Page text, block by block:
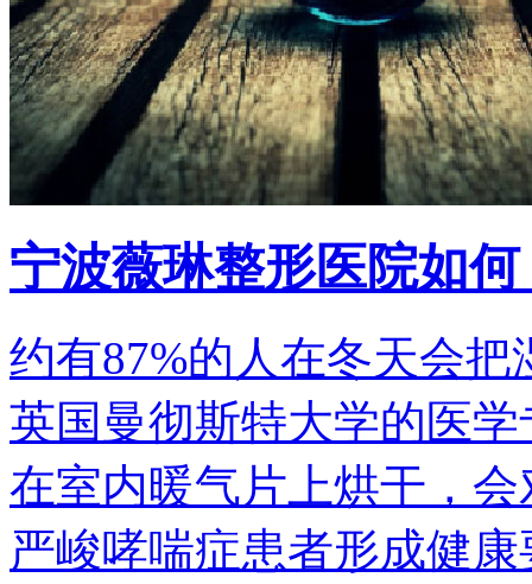
宁波薇琳整形医院如
约有87%的人在冬天会
英国曼彻斯特大学的医
在室内暖气片上烘干，
严峻哮喘症患者形成健